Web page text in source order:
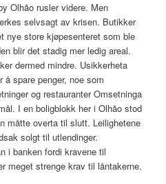
Olhão rusler videre. Men
selvsagt av krisen. Butikker
nye store kjøpesenteret som ble
blir det stadig mer ledig areal.
dermed mindre. Usikkerheta
spare penger, noe som
og restauranter Omsetninga
I en boligblokk her i Olhão stod
måtte overta til slutt. Leilighetene
solgt til utlendinger.
i banken fordi kravene til
meget strenge krav til låntakerne.